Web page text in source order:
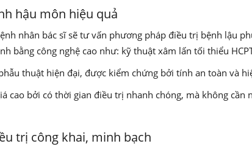
hậu môn hiệu quả
nhân bác sĩ sẽ tư vấn phương pháp điều trị bệnh lậu
bằng công nghệ cao như: kỹ thuật xâm lấn tối thiểu
thuật hiện đại, được kiểm chứng bởi tính an toàn và
cao bởi có thời gian điều trị nhanh chóng, mà không
trị công khai, minh bạch